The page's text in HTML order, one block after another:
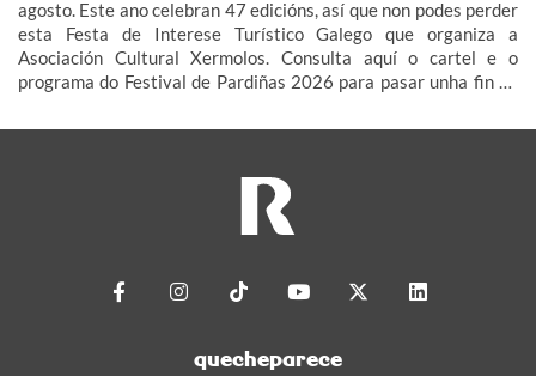
agosto. Este ano celebran 47 edicións, así que non podes perder
esta Festa de Interese Turístico Galego que organiza a
Asociación Cultural Xermolos. Consulta aquí o cartel e o
programa do Festival de Pardiñas 2026 para pasar unha fin de
quecheparece